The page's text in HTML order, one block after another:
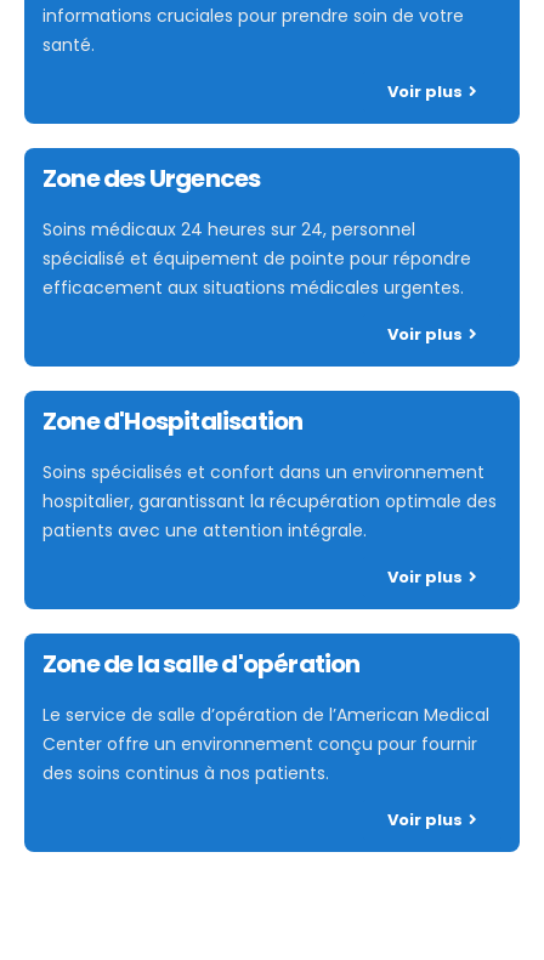
informations cruciales pour prendre soin de votre
santé.
Voir plus
Zone des Urgences
Soins médicaux 24 heures sur 24, personnel
spécialisé et équipement de pointe pour répondre
efficacement aux situations médicales urgentes.
Voir plus
Zone d'Hospitalisation
Soins spécialisés et confort dans un environnement
hospitalier, garantissant la récupération optimale des
patients avec une attention intégrale.
Voir plus
Zone de la salle d'opération
Le service de salle d’opération de l’American Medical
Center offre un environnement conçu pour fournir
des soins continus à nos patients.
Voir plus